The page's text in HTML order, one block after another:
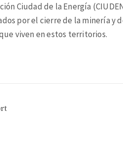
Ciudad de la Energía
por el cierre de la minería y
viven en estos territorios.